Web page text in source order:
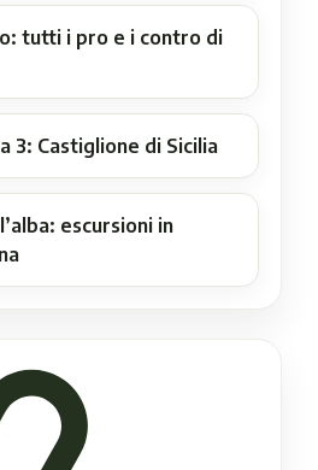
tutti i pro e i contro di
3: Castiglione di Sicilia
escursioni in